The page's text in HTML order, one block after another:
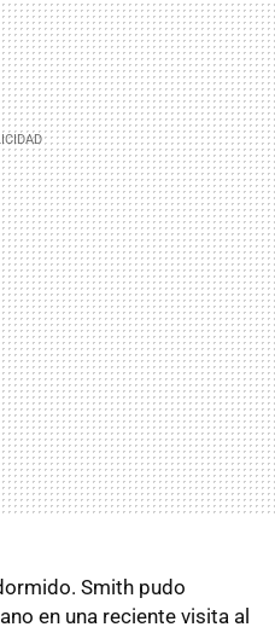
Smith pudo
en una reciente visita al